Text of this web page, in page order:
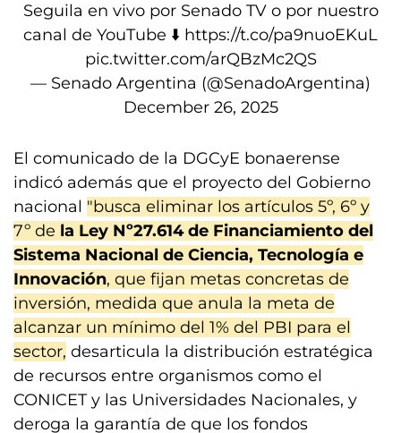
Seguila en vivo por Senado TV o por nuestro
canal de YouTube ⬇️ https://t.co/pa9nuoEKuL
pic.twitter.com/arQBzMc2QS
— Senado Argentina (@SenadoArgentina)
December 26, 2025
El comunicado de la DGCyE bonaerense
indicó además que el proyecto del Gobierno
nacional "busca eliminar los artículos 5º, 6º y
7º de la Ley Nº27.614 de Financiamiento del
Sistema Nacional de Ciencia, Tecnología e
Innovación, que fijan metas concretas de
inversión, medida que anula la meta de
alcanzar un mínimo del 1% del PBI para el
sector, desarticula la distribución estratégica
de recursos entre organismos como el
CONICET y las Universidades Nacionales, y
deroga la garantía de que los fondos